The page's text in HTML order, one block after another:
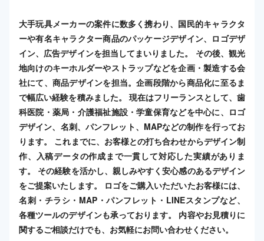
大手玩具メーカーの案件に数多く携わり、国民的キャラクタ
ーや有名キャラクター商品のパッケージデザイン、ロゴデザ
イン、広告デザインを担当してまいりました。 その後、観光
地向けのキーホルダーやストラップなどを企画・製造する会
社にて、商品デザインを担当。企画段階から商品化に至るま
で幅広い経験を積みました。 現在はフリーランスとして、歯
科医院・薬局・介護福祉施設・学童保育などを中心に、ロゴ
デザイン、名刺、パンフレット、MAPなどの制作を行ってお
ります。 これまでに、お客様との打ち合わせからデザイン制
作、入稿データの作成まで一貫して対応した実績がありま
す。 その経験を活かし、親しみやすく安心感のあるデザイン
をご提案いたします。 ロゴをご購入いただいたお客様には、
名刺・チラシ・MAP・パンフレット・LINEスタンプなど、
各種ツールのデザインも承っております。 内容やお見積りに
関するご相談だけでも、お気軽にお問い合わせください。